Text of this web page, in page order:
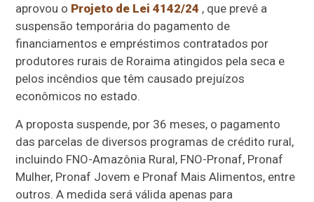
aprovou o Projeto de Lei 4142/24 , que prevê a
suspensão temporária do pagamento de
financiamentos e empréstimos contratados por
produtores rurais de Roraima atingidos pela seca e
pelos incêndios que têm causado prejuízos
econômicos no estado.
A proposta suspende, por 36 meses, o pagamento
das parcelas de diversos programas de crédito rural,
incluindo FNO-Amazônia Rural, FNO-Pronaf, Pronaf
Mulher, Pronaf Jovem e Pronaf Mais Alimentos, entre
outros. A medida será válida apenas para